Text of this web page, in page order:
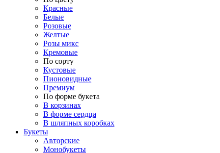
Красные
Белые
Розовые
Желтые
Розы микс
Кремовые
По сорту
Кустовые
Пионовидные
Премиум
По форме букета
В корзинах
В форме сердца
В шляпных коробках
Букеты
Авторские
Монобукеты